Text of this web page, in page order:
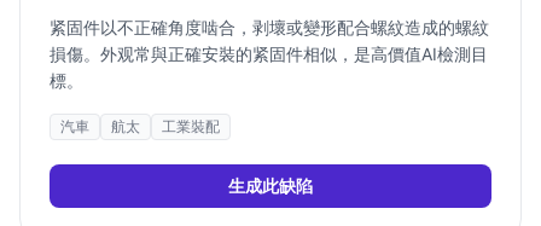
紧固件以不正確角度啮合，剥壞或變形配合螺紋造成的螺紋
損傷。外观常與正確安裝的紧固件相似，是高價值AI檢測目
標。
汽車 航太 工業裝配
生成此缺陷